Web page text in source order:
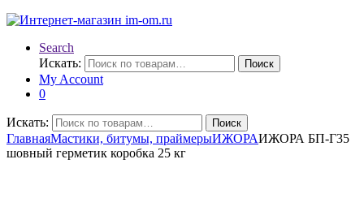
Search
Искать:
Поиск
My Account
0
Искать: Поиск
ГлавнаяМастики, битумы, праймерыИЖОРАИЖОРА БП-Г35
шовный герметик коробка 25 кг